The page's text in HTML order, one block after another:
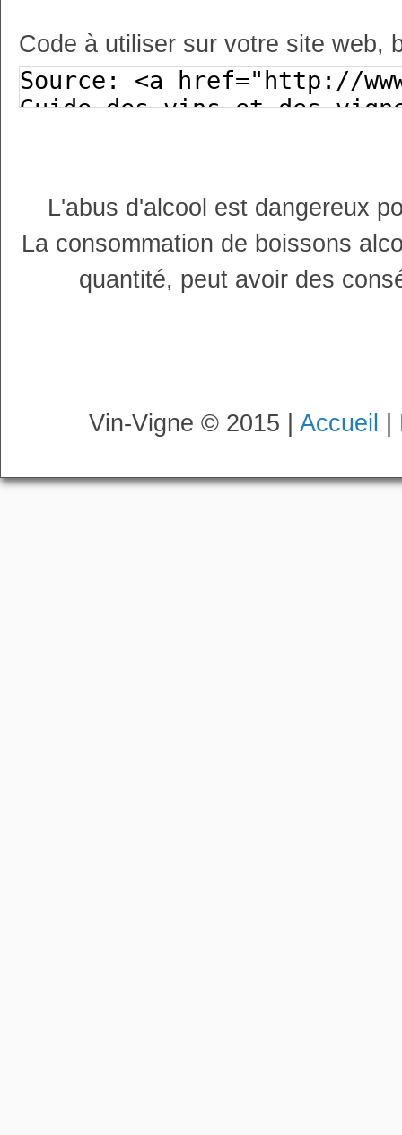
Code à utiliser sur votre site web,
L'abus d'alcool est dangereux
La consommation de boissons
quantité, peut avoir des
Vin-Vigne © 2015 | Accueil